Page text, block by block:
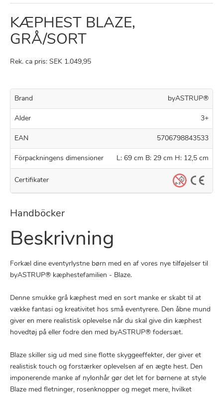
KÆPHEST BLAZE,
GRÅ/SORT
Rek. ca pris: SEK 1.049,95
Brand byASTRUP®
Alder 3+
EAN 5706798843533
Förpackningens dimensioner L: 69 cm B: 29 cm H: 12,5 cm
Certifikater
Handböcker
Beskrivning
Forkæl dine eventyrlystne børn med en af vores nye tilføjelser til
byASTRUP® kæphestefamilien - Blaze.
Denne smukke grå kæphest med en sort manke er skabt til at
vække fantasi og kreativitet hos små eventyrere. Den åbne mund
giver en mere realistisk oplevelse når du skal give din kæphest
hovedtøj på eller fodre den med byASTRUP® fodersæt.
Blaze skiller sig ud med sine flotte skyggeeffekter, der giver et
realistisk touch og forstærker oplevelsen af en ægte hest. Den
imponerende manke af nylonhår gør det let for børnene at style
Blaze med fletninger, rosenknopper og meget mere, hvilket